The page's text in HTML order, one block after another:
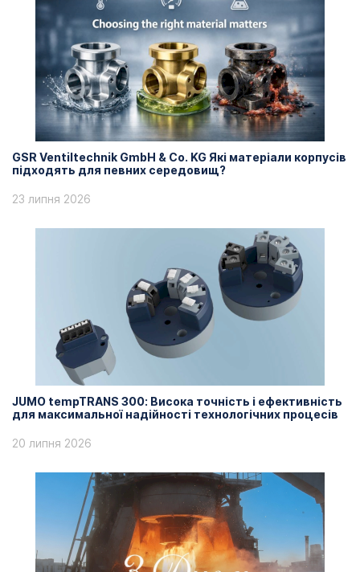
GSR Ventiltechnik GmbH & Co. KG Які матеріали корпусів
підходять для певних середовищ?
23 липня 2026
JUMO tempTRANS 300: Висока точність і ефективність
для максимальної надійності технологічних процесів
20 липня 2026